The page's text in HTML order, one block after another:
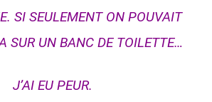
SI SEULEMENT ON POUVAIT
SUR UN BANC DE TOILETTE…
J’AI EU PEUR.